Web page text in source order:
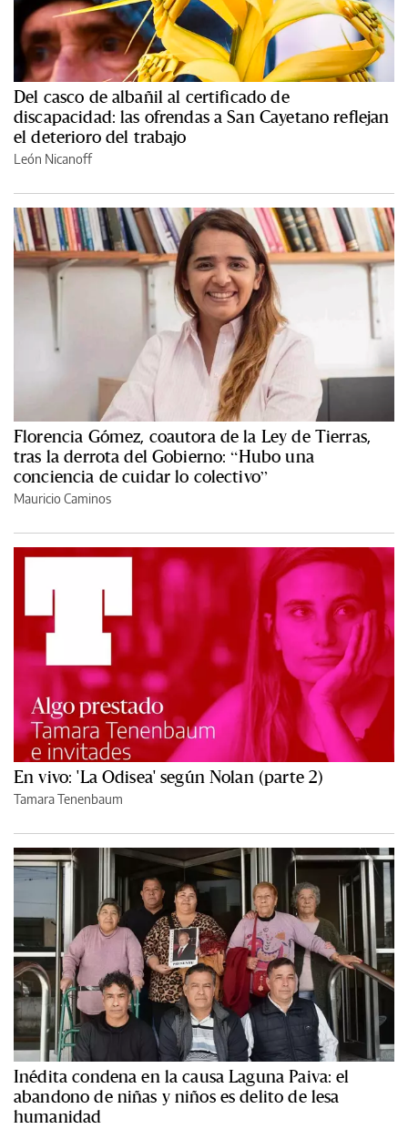
Del casco de albañil al certificado de
discapacidad: las ofrendas a San Cayetano reflejan
el deterioro del trabajo
León Nicanoff
Florencia Gómez, coautora de la Ley de Tierras,
tras la derrota del Gobierno: “Hubo una
conciencia de cuidar lo colectivo”
Mauricio Caminos
En vivo: 'La Odisea' según Nolan (parte 2)
Tamara Tenenbaum
Inédita condena en la causa Laguna Paiva: el
abandono de niñas y niños es delito de lesa
humanidad